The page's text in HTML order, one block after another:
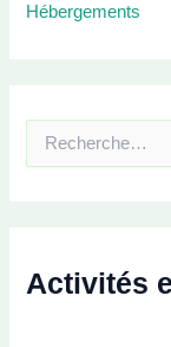
Hébergements
c
hActivités